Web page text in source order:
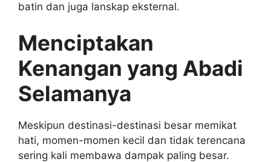
batin dan juga lanskap eksternal.
Menciptakan
Kenangan yang Abadi
Selamanya
Meskipun destinasi-destinasi besar memikat
hati, momen-momen kecil dan tidak terencana
sering kali membawa dampak paling besar.